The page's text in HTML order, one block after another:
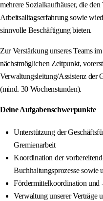
mehrere Sozialkaufhäuser, die
Arbeitsalltagserfahrung sowie
sinnvolle Beschäftigung bieten.
Zur Verstärkung unseres Teams
nächstmöglichen Zeitpunkt,
Verwaltungsleitung/Assistenz der
(mind. 30 Wochenstunden).
Deine Aufgabenschwerpunkte
Unterstützung der
Gremienarbeit
Koordination der
Buchhaltungsprozesse sowie
Fördermittelkoordination und
Verwaltung unserer Verträge